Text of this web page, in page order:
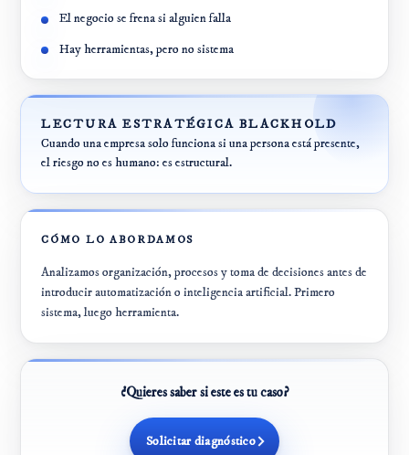
El negocio se frena si alguien falla
Hay herramientas, pero no sistema
LECTURA ESTRATÉGICA BLACKHOLD
Cuando una empresa solo funciona si una persona está presente,
el riesgo no es humano: es estructural.
CÓMO LO ABORDAMOS
Analizamos organización, procesos y toma de decisiones antes de
introducir automatización o inteligencia artificial. Primero
sistema, luego herramienta.
¿Quieres saber si este es tu caso?
Solicitar diagnóstico